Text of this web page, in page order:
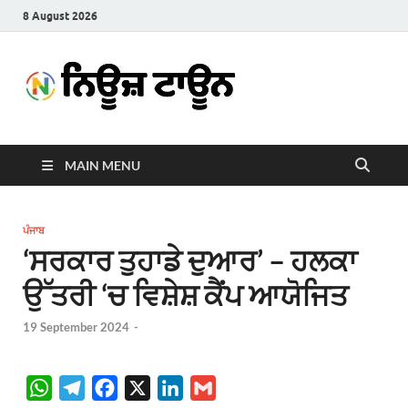
8 August 2026
Town
MAIN MENU
ਪੰਜਾਬ
‘ਸਰਕਾਰ ਤੁਹਾਡੇ ਦੁਆਰ’ – ਹਲਕਾ
ਉੱਤਰੀ ‘ਚ ਵਿਸ਼ੇਸ਼ ਕੈਂਪ ਆਯੋਜਿਤ
19 September 2024 -
W